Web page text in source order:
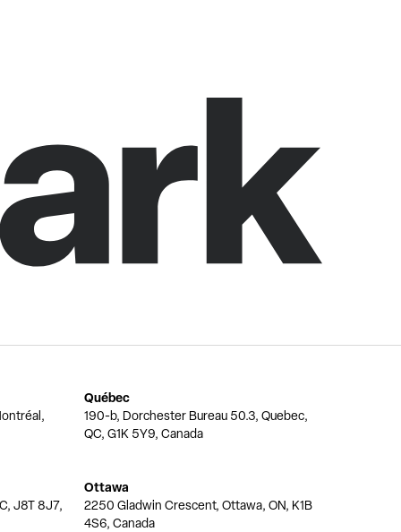
Québec
190-b, Dorchester Bureau 50.3, Quebec,
QC, G1K 5Y9, Canada
J8T 8J7,
Ottawa
2250 Gladwin Crescent, Ottawa, ON, K1B
4S6, Canada